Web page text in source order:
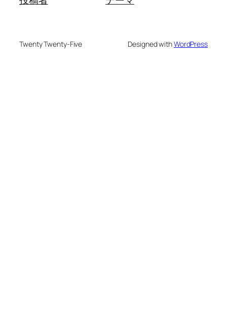
Twenty Twenty-Five Designed withWordPress